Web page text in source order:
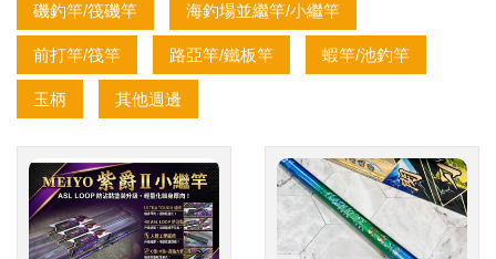
磯釣竿/筏磯竿 海釣場並繼竿/小繼竿
前打竿/筏竿 路亞竿/鐵板竿 蝦竿/池釣竿
玉柄 其他週邊